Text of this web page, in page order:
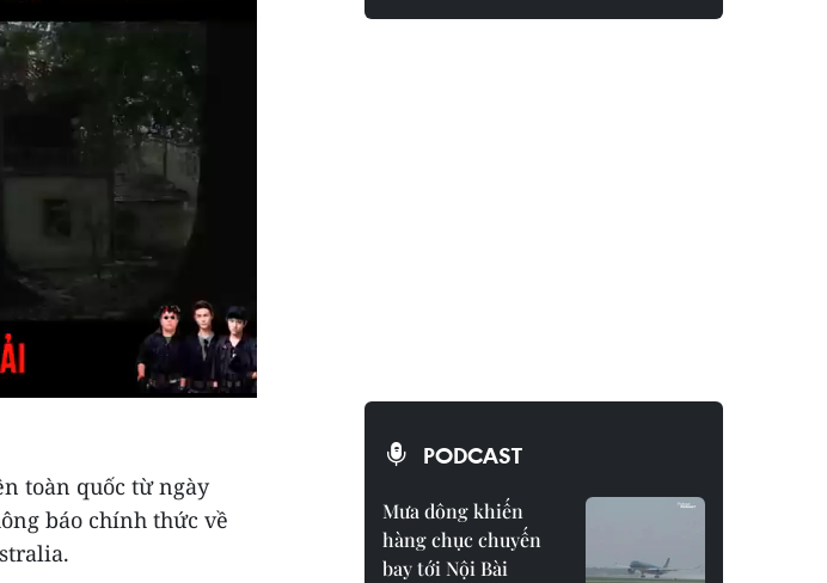
toàn quốc từ ngày
báo chính thức về
PODCAST
Mưa dông khiến
hàng chục chuyến
bay tới Nội Bài